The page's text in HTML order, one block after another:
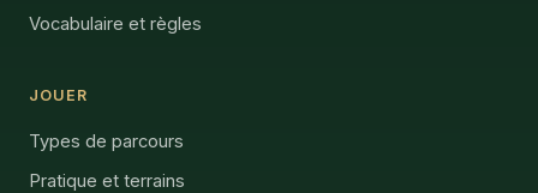
Vocabulaire et règles
JOUER
Types de parcours
Pratique et terrains